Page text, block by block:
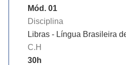
Mód. 01
Disciplina
Libras - Língua Brasileira
C.H
30h